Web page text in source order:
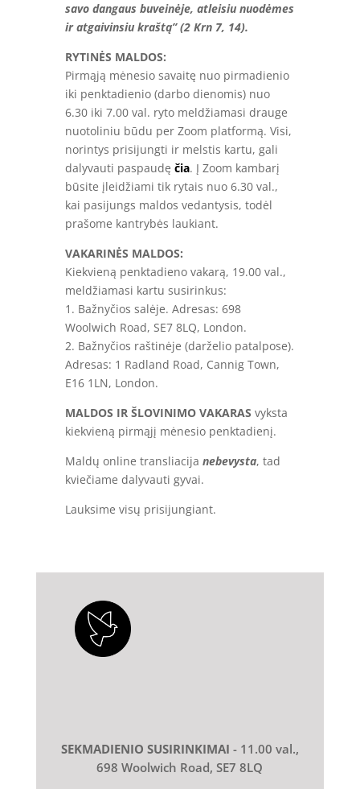
savo dangaus buveinėje, atleisiu nuodėmes
ir atgaivinsiu kraštą” (2 Krn 7, 14).
RYTINĖS MALDOS:
Pirmąją mėnesio savaitę nuo pirmadienio
iki penktadienio (darbo dienomis) nuo
6.30 iki 7.00 val. ryto meldžiamasi drauge
nuotoliniu būdu per Zoom platformą. Visi,
norintys prisijungti ir melstis kartu, gali
dalyvauti paspaudę čia. Į Zoom kambarį
būsite įleidžiami tik rytais nuo 6.30 val.,
kai pasijungs maldos vedantysis, todėl
prašome kantrybės laukiant.
VAKARINĖS MALDOS:
Kiekvieną penktadieno vakarą, 19.00 val.,
meldžiamasi kartu susirinkus:
1. Bažnyčios salėje. Adresas: 698
Woolwich Road, SE7 8LQ, London.
2. Bažnyčios raštinėje (darželio patalpose).
Adresas: 1 Radland Road, Cannig Town,
E16 1LN, London.
MALDOS IR ŠLOVINIMO VAKARAS vyksta
kiekvieną pirmąjį mėnesio penktadienį.
Maldų online transliacija nebevysta, tad
kviečiame dalyvauti gyvai.
Lauksime visų prisijungiant.
SEKMADIENIO SUSIRINKIMAI - 11.00 val.,
698 Woolwich Road, SE7 8LQ